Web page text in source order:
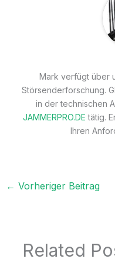
Mark verfügt über
Störsenderforschung.
in der technischen
JAMMERPRO.DE tätig.
Ihren
← Vorheriger Beitrag
Related